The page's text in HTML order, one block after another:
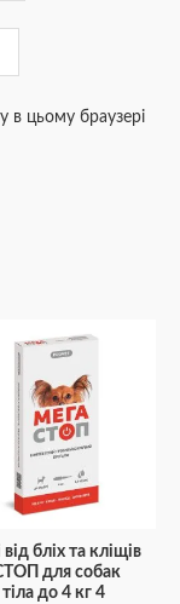
в цьому браузері
від бліх та кліщів
для собак
до 4 кг 4